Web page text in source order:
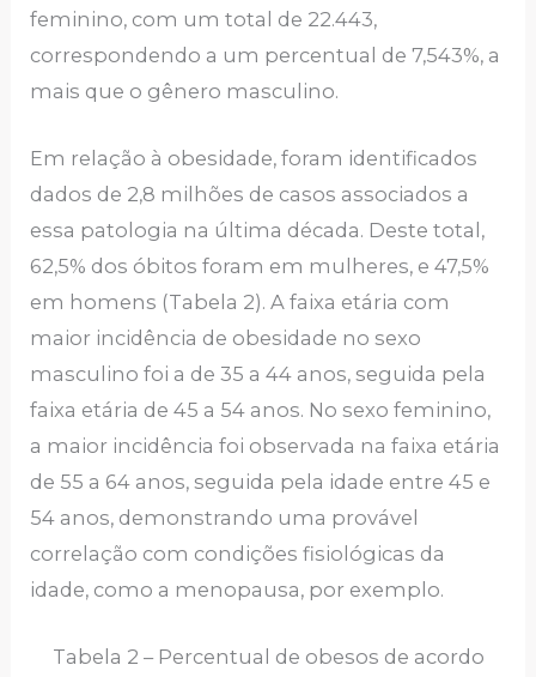
feminino, com um total de 22.443,
correspondendo a um percentual de 7,543%, a
mais que o gênero masculino.
Em relação à obesidade, foram identificados
dados de 2,8 milhões de casos associados a
essa patologia na última década. Deste total,
62,5% dos óbitos foram em mulheres, e 47,5%
em homens (Tabela 2). A faixa etária com
maior incidência de obesidade no sexo
masculino foi a de 35 a 44 anos, seguida pela
faixa etária de 45 a 54 anos. No sexo feminino,
a maior incidência foi observada na faixa etária
de 55 a 64 anos, seguida pela idade entre 45 e
54 anos, demonstrando uma provável
correlação com condições fisiológicas da
idade, como a menopausa, por exemplo.
Tabela 2 – Percentual de obesos de acordo